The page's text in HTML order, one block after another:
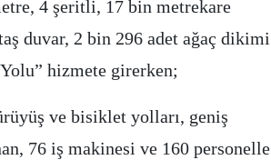
4 şeritli, 17 bin metrekare
duvar, 2 bin 296 adet ağaç dikimi
hizmete girerken;
ve bisiklet yolları, geniş
76 iş makinesi ve 160 personelle